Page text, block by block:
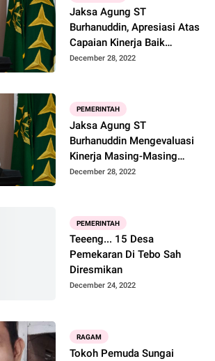
Jaksa Agung ST
Burhanuddin, Apresiasi Atas
Capaian Kinerja Baik
Sepanjang 2022
December 28, 2022
PEMERINTAH
Jaksa Agung ST
Burhanuddin Mengevaluasi
Kinerja Masing-Masing
Bidang
December 28, 2022
PEMERINTAH
Teeeng... 15 Desa
Pemekaran Di Tebo Sah
Diresmikan
December 24, 2022
RAGAM
Tokoh Pemuda Sungai